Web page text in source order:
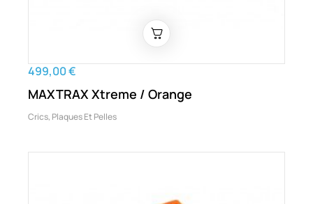
499,00 €
MAXTRAX Xtreme / Orange
Crics, Plaques Et Pelles